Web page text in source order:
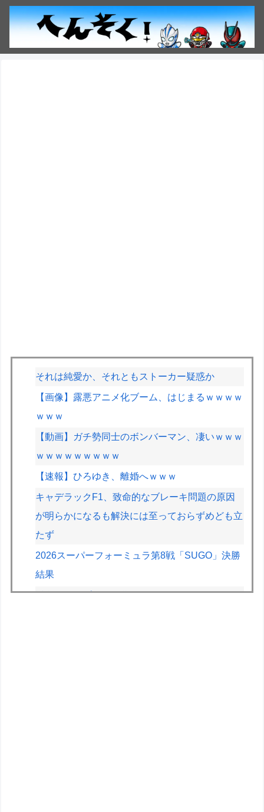
それは純愛か、それともストーカー疑惑か
【画像】露悪アニメ化ブーム、はじまるｗｗｗｗ
ｗｗｗ
【動画】ガチ勢同士のボンバーマン、凄いｗｗｗ
ｗｗｗｗｗｗｗｗｗ
【速報】ひろゆき、離婚へｗｗｗ
キャデラックF1、致命的なブレーキ問題の原因
が明らかになるも解決には至っておらずめども立
たず
2026スーパーフォーミュラ第8戦「SUGO」決勝
結果
近所のコープにいる爺さん、隙あらば他人のカゴ